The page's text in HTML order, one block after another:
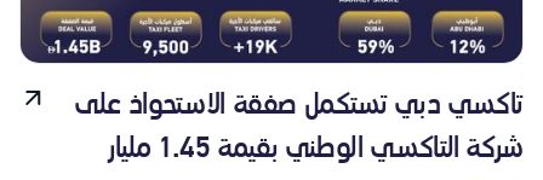
تاكسي دبي تستكمل صفقة الاستحواذ على
شركة التاكسي الوطني بقيمة 1.45 مليار